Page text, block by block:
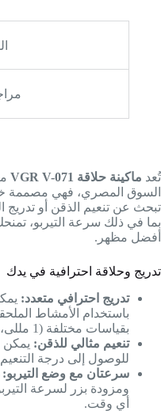
تُعد ماكينة حلاقة VGR V-071
السوق المصري، فهي مصممة
تبحث عن تنعيم الذقن أو
بما في ذلك سرعة التيربو،
أفضل مظهر.
تدريج وحلاقة احترافية في يدك
تدريج احترافي متعدد:
باستخدام الأمشاط
بقياسات مختلفة (1 مللى، 2 مللى، و 3 مللى).
تنعيم مثالي للذقن: يمكن
للوصول إلى درجة
سرعتان مع وضع التيربو:
ومزودة بزر لسرعة
أي وقت.